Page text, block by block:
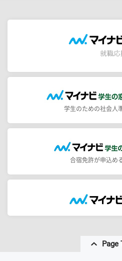
学生のための社会人
合宿免許が申込め
Page